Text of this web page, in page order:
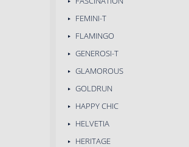
FEMINI-T
FLAMINGO
GENEROSI-T
GLAMOROUS
GOLDRUN
HAPPY CHIC
HELVETIA
HERITAGE